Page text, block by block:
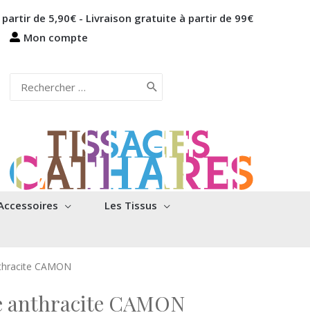
de 5,90€ - Livraison gratuite à partir de 99€
Mon compte
Les Tissus
CAMON
anthracite CAMON